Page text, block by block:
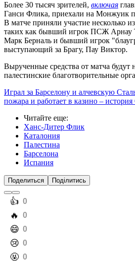
Более 30 тысяч зрителей, включая
Ганси Флика, приехали на Монжуик
В матче приняли участие несколько
таких как бывший игрок ПСЖ Арнау
Марк Берналь и бывший игрок
выступающий за Брагу, Пау Виктор.
Вырученные средства от матча будут
палестинские благотворительные
Играл за Барселону и алчевскую
пожара и работает в казино –
Читайте еще:
Ханс-Дитер Флик
Каталония
Палестина
Барселона
Испания
Поделиться Поділитись
️👍 0
️🔥 0
️😄 0
️😢 0
️🤬 0